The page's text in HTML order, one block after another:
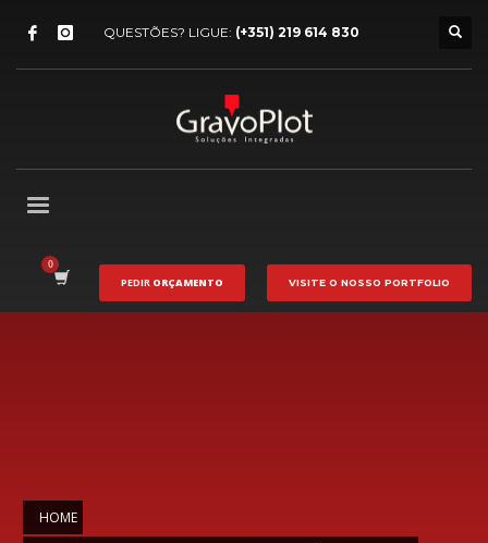
QUESTÕES? LIGUE: (+351) 219 614 830
PEDIR ORÇAMENTO VISITE O NOSSO PORTFOLIO
HOME